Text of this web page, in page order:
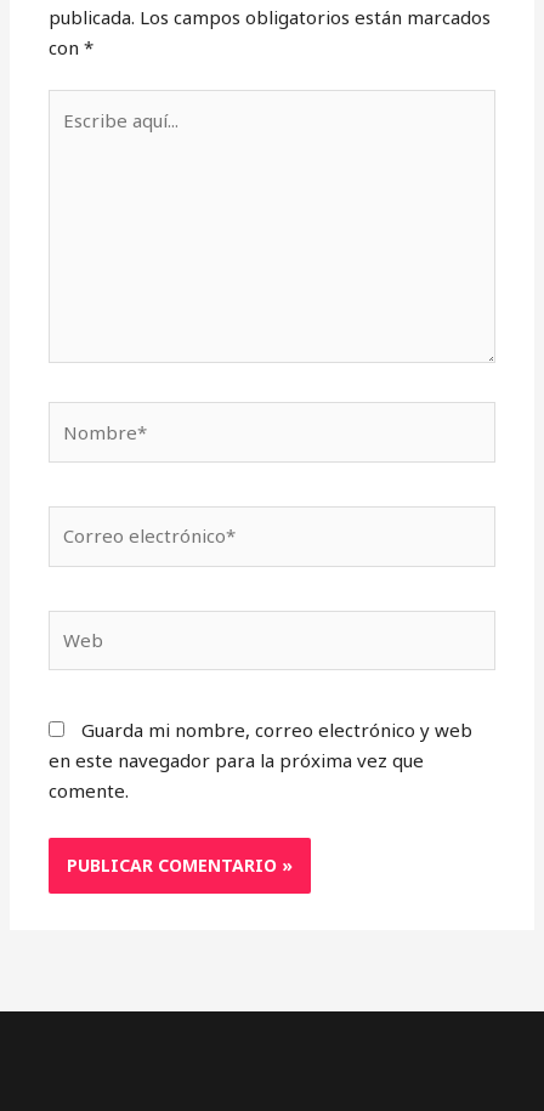
publicada. Los campos obligatorios están marcados
con*
aquí...
electrónico*
Guarda mi nombre, correo electrónico y web
en este navegador para la próxima vez que
comente.